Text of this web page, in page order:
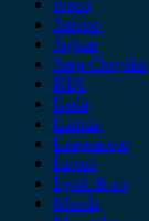
Jaecoo
Jaguar
Jeep Chrysler
KIA
Lada
Lancia
Leapmotor
Lexus
Lynk & co
Mazda